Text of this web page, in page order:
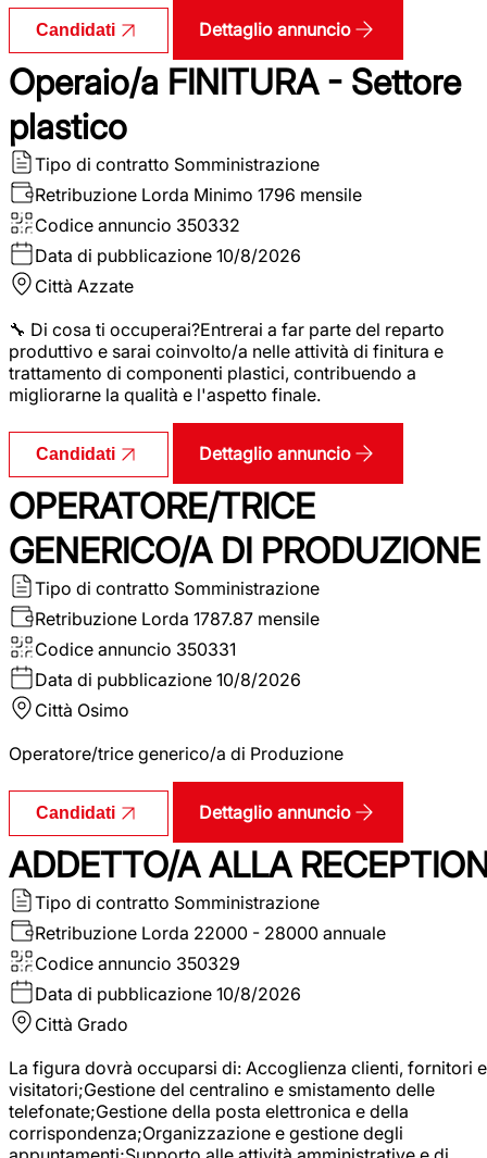
Candidati Dettaglio annuncio
Operaio/a FINITURA - Settore
plastico
Tipo di contratto Somministrazione
Retribuzione Lorda Minimo 1796 mensile
Codice annuncio 350332
Data di pubblicazione 10/8/2026
Città Azzate
🔧 Di cosa ti occuperai?Entrerai a far parte del reparto
produttivo e sarai coinvolto/a nelle attività di finitura e
trattamento di componenti plastici, contribuendo a
migliorarne la qualità e l'aspetto finale.
Candidati Dettaglio annuncio
OPERATORE/TRICE
GENERICO/A DI PRODUZIONE
Tipo di contratto Somministrazione
Retribuzione Lorda 1787.87 mensile
Codice annuncio 350331
Data di pubblicazione 10/8/2026
Città Osimo
Operatore/trice generico/a di Produzione
Candidati Dettaglio annuncio
ADDETTO/A ALLA
Tipo di contratto Somministrazione
Retribuzione Lorda 22000 - 28000 annuale
Codice annuncio 350329
Data di pubblicazione 10/8/2026
Città Grado
La figura dovrà occuparsi di: Accoglienza clienti, fornitori e
visitatori;Gestione del centralino e smistamento delle
telefonate;Gestione della posta elettronica e della
corrispondenza;Organizzazione e gestione degli